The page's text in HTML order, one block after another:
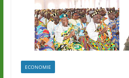
ECONOMIE